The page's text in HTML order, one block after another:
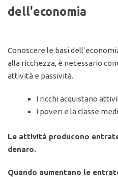
dell'economia
Conoscere le basi
alla ricchezza, è necessario
attività e passività.
I ricchi acquistano
I poveri e la classe
Le attività producono
denaro.
Quando aumentano le